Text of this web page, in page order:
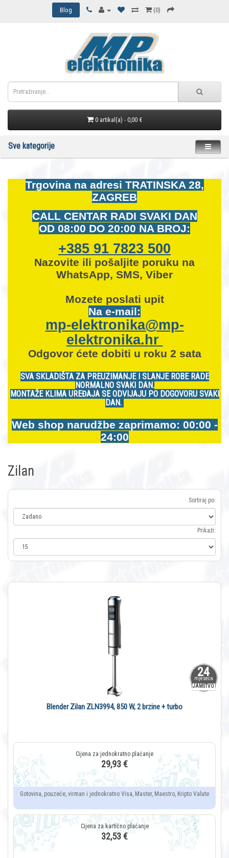
Blog (0)
0 artikal(a) - 0,00 €
Sve kategorije
Trgovina na adresi TRATINSKA 28,
ZAGREB
CALL CENTAR RADI SVAKI DAN
OD 08:00 DO 20:00 NA BROJ:
+385 91 7823 500
Nazovite ili pošaljite poruku na
WhatsApp, SMS, Viber
Mozete poslati upit
Na e-mail:
mp-elektronika@mp-
elektronika.hr
Odgovor ćete dobiti u roku 2 sata
SVA SKLADIŠTA ZA PREUZIMANJE I SLANJE ROBE RADE
NORMALNO SVAKI DAN.
MONTAŽE KLIMA UREĐAJA SE ODVIJAJU PO DOGOVORU SVAKI
DAN.
Web shop narudžbe zaprimamo: 00:00 -
24:00
Zilan
Sortiraj po:
Prikaži:
24
mjeseca
JAMSTVO
Blender Zilan ZLN3994, 850 W, 2 brzine + turbo
29,93 €
Gotovina, pouzeće, virman i jednokratno Visa, Master, Maestro, Kripto Valute
32,53 €